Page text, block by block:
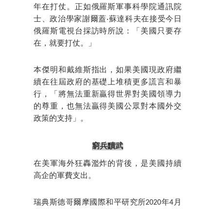
年在打仗。正如俄羅斯軍事科學院通訊院
士、政治學家謝爾蓋·蘇達科夫在接受今日
俄羅斯電視台採訪時所說：「美國只要存
在，就要打仗。」
本傑明和戴維斯指出，如果美國現政府繼
續在往屆政府的基礎上堆積更多謊言和暴
行，「將無法重新贏得世界對美國領導力
的尊重，也無法贏得美國公眾對本國外交
政策的支持」。
窮兵黷武
在美軍海外狂轟濫炸的背後，是美國持續
高企的軍費支出。
瑞典斯德哥爾摩國際和平研究所2020年4月